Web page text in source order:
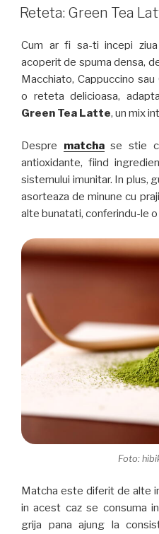
Rețeta
băuturi
care
face
senzație”
PE
Reteta: Green Tea
Cum ar fi sa-ti incepi
acoperit de spuma densa,
Macchiato, Cappuccino
o reteta delicioasa,
Green Tea Latte, un mix
Despre matcha se stie
antioxidante, fiind
sistemului imunitar. In plus,
asorteaza de minune cu
alte bunatati, conferindu-le
Foto:
Matcha este diferit de alte
in acest caz se consuma
grija pana ajung la